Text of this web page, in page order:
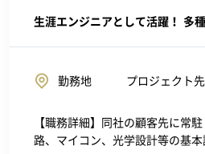
生涯エンジニアとして活躍！ 多
勤務地 プロジェクト
【職務詳細】同社の顧客先に常
路、マイコン、光学設計等の基